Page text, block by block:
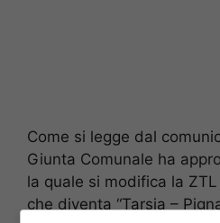
Come si legge dal
Giunta Comunale ha
la quale si modifica la ZTL
che diventa “Tarsia –